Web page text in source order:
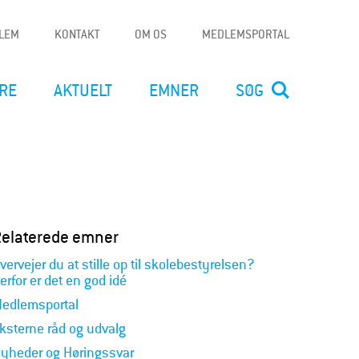
KONTAKT OM OS MEDLEMSPORTAL
AKTUELT EMNER SØG
emner
du at stille op til skolebestyrelsen?
er det en god idé
råd og udvalg
og Høringssvar